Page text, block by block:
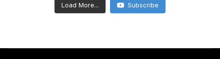
Load More... Subscribe